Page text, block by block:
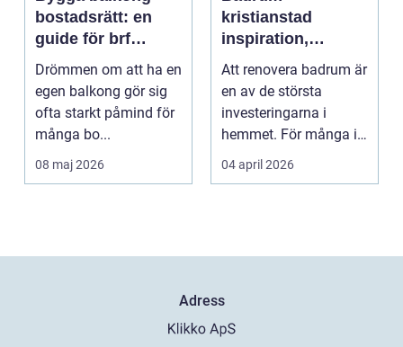
bostadsrätt: en
guide för brf
medlemmar
Drömmen om att ha en
egen balkong gör sig
ofta starkt påmind för
många bo...
08 maj 2026
kristianstad
inspiration,
planering och
smarta val
Att renovera badrum är
en av de största
investeringarna i
hemmet. För många i
och runt Kristianstad ...
04 april 2026
Adress